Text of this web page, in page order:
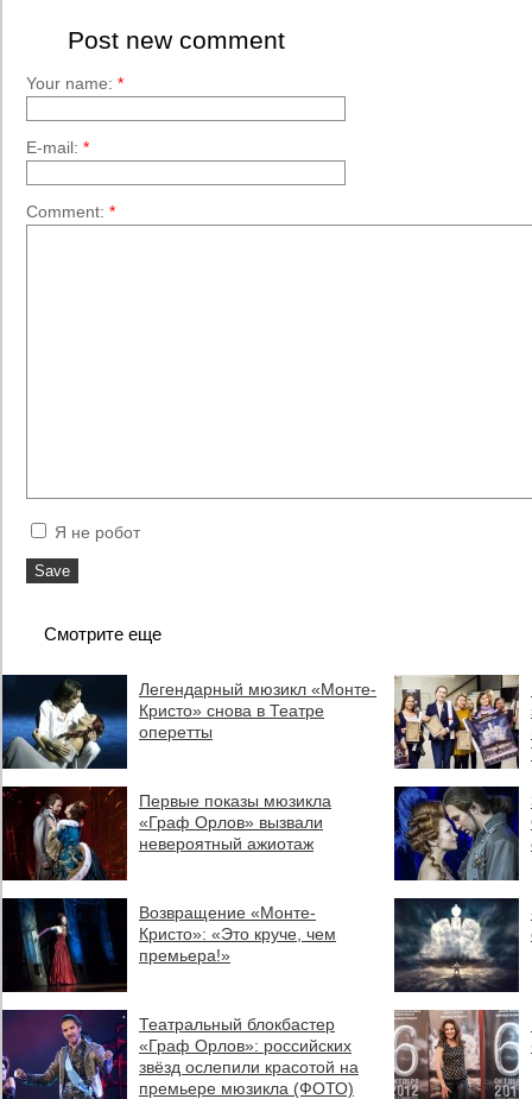
Post new comment
Your name: *
E-mail: *
Comment: *
Я не робот
Смотрите еще
Легендарный мюзикл «Монте-
Кристо» снова в Театре
оперетты
Первые показы мюзикла
«Граф Орлов» вызвали
невероятный ажиотаж
Возвращение «Монте-
Кристо»: «Это круче, чем
премьера!»
Театральный блокбастер
«Граф Орлов»: российских
звёзд ослепили красотой на
премьере мюзикла (ФОТО)